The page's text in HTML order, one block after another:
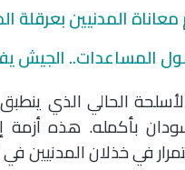
المدنيين
المساعدات.. الجيش
الحالي الذي
بأكمله. هذه أزمة
في خذلان المدنيين